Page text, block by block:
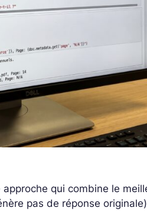
approche qui combine le
pas de réponse